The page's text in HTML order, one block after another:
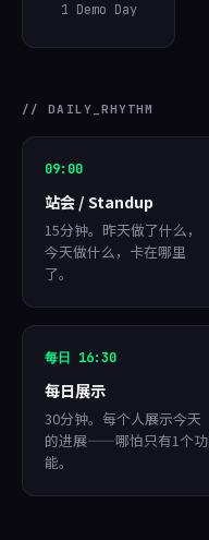
1 Demo Day
// DAILY_RHYTHM
09:00
站会 / Standup
15分钟。昨天做了什么，
今天做什么，卡在哪里
了。
每日 16:30
每日展示
30分钟。每个人展示今天
的进展——哪怕只有1个功
能。